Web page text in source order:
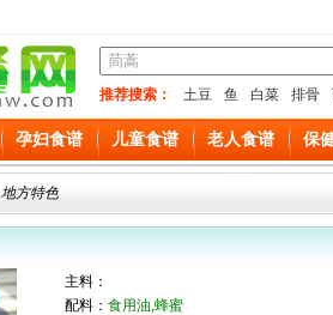
推荐搜索： 土豆 鱼 白菜 排骨
孕妇食谱 儿童食谱 老人食谱 保
地方特色
主料：
配料： 食用油,蜂蜜